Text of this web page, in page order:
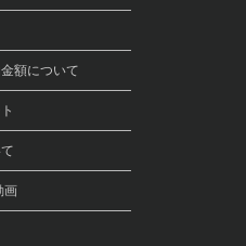
額について
画